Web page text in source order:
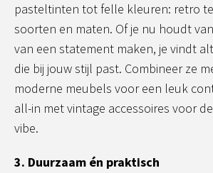
pasteltinten tot felle kleuren: retro
soorten en maten. Of je nu houdt
van een statement maken, je vindt
die bij jouw stijl past. Combineer ze
moderne meubels voor een leuk
all-in met vintage accessoires voor
vibe.
3. Duurzaam én praktisch